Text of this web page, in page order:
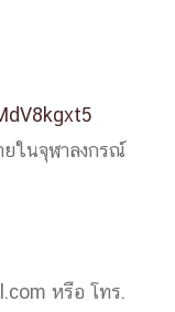
ในจุฬาลงกรณ์
หรือ โทร.